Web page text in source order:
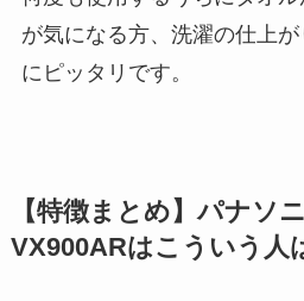
が気になる方、洗濯の仕上
にピッタリです。
【特徴まとめ】パナソ
VX900ARはこういう人